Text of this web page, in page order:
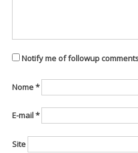
Notify me of followup
Nome*
E-mail*
Site